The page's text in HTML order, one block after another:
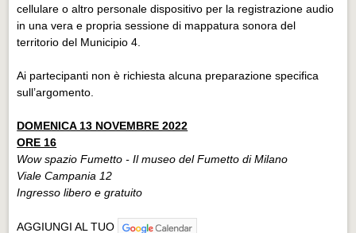
cellulare o altro personale dispositivo per la registrazione audio
in una vera e propria sessione di mappatura sonora del
territorio del Municipio 4.
Ai partecipanti non è richiesta alcuna preparazione specifica
sull’argomento.
DOMENICA 13 NOVEMBRE 2022
ORE 16
Wow spazio Fumetto - Il museo del Fumetto di Milano
Viale Campania 12
Ingresso libero e gratuito
AGGIUNGI AL TUO